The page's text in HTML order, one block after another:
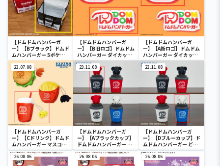
【ドムドムハンバーガ
ー】【Bブラック】ドムド
ムハンバーガー 5ポケッ
ト付き保冷バッグ
【ドムドムハンバーガ
ー】【B旧ロゴ】ドムドム
ハンバーガー ダイカット
クッション
【ドムドムハンバーガ
ー】【A新ロゴ】ドムドム
ハンバーガー ダイカット
クッション
23.07.08
【ドムドムハンバーガ
ー】【Cドリンク】ドムド
ムハンバーガー マスコッ
ト付きポーチ
23.11.08
【ドムドムハンバーガ
ー】【Aブラックカップ】
ドムドムハンバーガー ど
むぞうくん カップ型ポー
チ
23.11.08
【ドムドムハンバーガ
ー】【Dブルーカップ】ド
ムドムハンバーガー どむ
ぞうくん カップ型ポーチ
26.08.06 26.08.06 26.08.06